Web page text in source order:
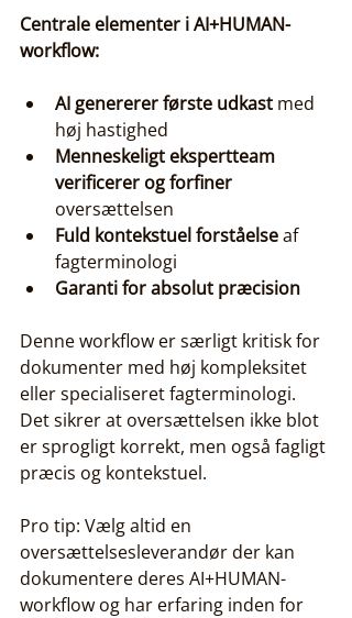
Centrale elementer i AI+HUMAN-
workflow:
AI genererer første udkast med
høj hastighed
Menneskeligt ekspertteam
verificerer og forfiner
oversættelsen
Fuld kontekstuel forståelse af
fagterminologi
Garanti for absolut præcision
Denne workflow er særligt kritisk for
dokumenter med høj kompleksitet
eller specialiseret fagterminologi.
Det sikrer at oversættelsen ikke blot
er sprogligt korrekt, men også fagligt
præcis og kontekstuel.
Pro tip: Vælg altid en
oversættelsesleverandør der kan
dokumentere deres AI+HUMAN-
workflow og har erfaring inden for